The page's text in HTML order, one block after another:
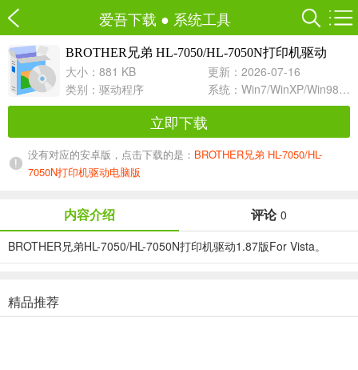
爱吾下载 ● 系统工具
BROTHER兄弟 HL-7050/HL-7050N打印机驱动
1.87 For Vista
大小：881 KB
更新：2026-07-16
类别： 驱动程序 系统：Win7/WinXP/Win98/Win8/Win10兼容软件
立即下载
没有对应的安卓版，点击下载的是： BROTHER兄弟 HL-7050/HL-
7050N打印机驱动电脑版
内容介绍 评论 0
BROTHER兄弟HL-7050/HL-7050N打印机驱动1.87版For Vista。
精品推荐